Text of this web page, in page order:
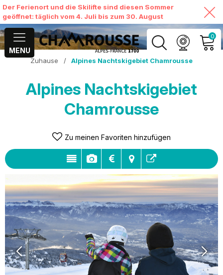
Der Ferienort und die Skilifte sind diesen Sommer
geöffnet: täglich vom 4. Juli bis zum 30. August
MENU
0
MEIN KONTO
MEINEN WARENKORB
ANSEHEN
Zuhause / Alpines Nachtskigebiet Chamrousse
Alpines Nachtskigebiet
Chamrousse
Zu meinen Favoriten hinzufügen